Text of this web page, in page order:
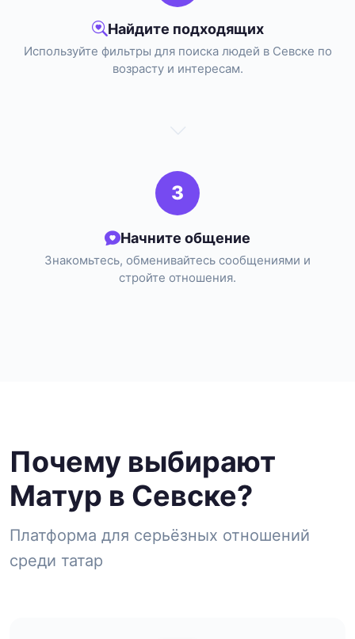
Найдите подходящих
Используйте фильтры для поиска людей в Севске по
возрасту и интересам.
3
Начните общение
Знакомьтесь, обменивайтесь сообщениями и
стройте отношения.
Почему выбирают
Матур в Севске?
Платформа для серьёзных отношений
среди татар